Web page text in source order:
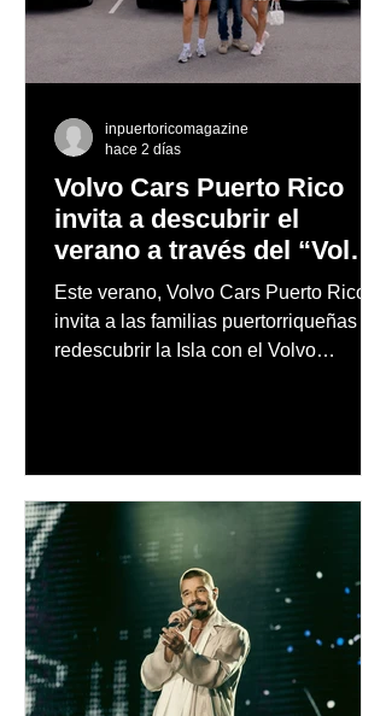
Volvo Cars Puerto Rico
invita a descubrir el
verano a través del “Volvo
Summer Road Trip”
Este verano, Volvo Cars Puerto Rico
invita a las familias puertorriqueñas a
redescubrir la Isla con el Volvo
inpuertoricomagazine
hace 2 días